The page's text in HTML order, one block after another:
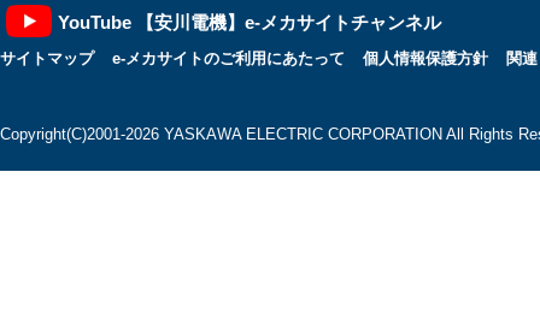
YouTube 【安川電機】e-メカサイトチャンネル
サイトマップ e-メカサイトのご利用にあたって 個人情報保護方針 関
Copyright(C)2001‐2026 YASKAWA ELECTRIC CORPORATION All Rights